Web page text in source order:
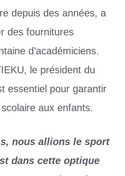
depuis des années, a
des fournitures
d’académiciens.
le président du
essentiel pour garantir
aux enfants.
nous allions le sport
dans cette optique